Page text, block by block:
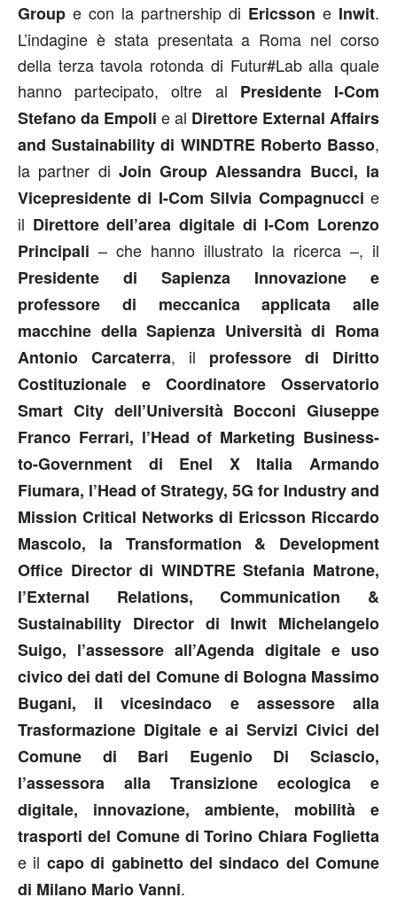
Group e con la partnership di Ericsson e Inwit.
L’indagine è stata presentata a Roma nel corso
della terza tavola rotonda di Futur#Lab alla quale
hanno partecipato, oltre al Presidente I-Com
Stefano da Empoli e al Direttore External Affairs
and Sustainability di WINDTRE Roberto Basso,
la partner di Join Group Alessandra Bucci, la
Vicepresidente di I-Com Silvia Compagnucci e
il Direttore dell’area digitale di I-Com Lorenzo
Principali – che hanno illustrato la ricerca –, il
Presidente di Sapienza Innovazione e
professore di meccanica applicata alle
macchine della Sapienza Università di Roma
Antonio Carcaterra, il professore di Diritto
Costituzionale e Coordinatore Osservatorio
Smart City dell’Università Bocconi Giuseppe
Franco Ferrari, l’Head of Marketing Business-
to-Government di Enel X Italia Armando
Fiumara, l’Head of Strategy, 5G for Industry and
Mission Critical Networks di Ericsson Riccardo
Mascolo, la Transformation & Development
Office Director di WINDTRE Stefania Matrone,
l’External Relations, Communication &
Sustainability Director di Inwit Michelangelo
Suigo, l’assessore all’Agenda digitale e uso
civico dei dati del Comune di Bologna Massimo
Bugani, il vicesindaco e assessore alla
Trasformazione Digitale e ai Servizi Civici del
Comune di Bari Eugenio Di Sciascio,
l’assessora alla Transizione ecologica e
digitale, innovazione, ambiente, mobilità e
trasporti del Comune di Torino Chiara Foglietta
e il capo di gabinetto del sindaco del Comune
di Milano Mario Vanni.